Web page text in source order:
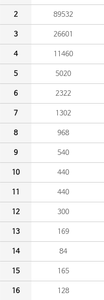
2 89532
3 26601
4 11460
5 5020
6 2322
7 1302
8 968
9 540
10 440
11 440
12 300
13 169
14 84
15 165
16 128